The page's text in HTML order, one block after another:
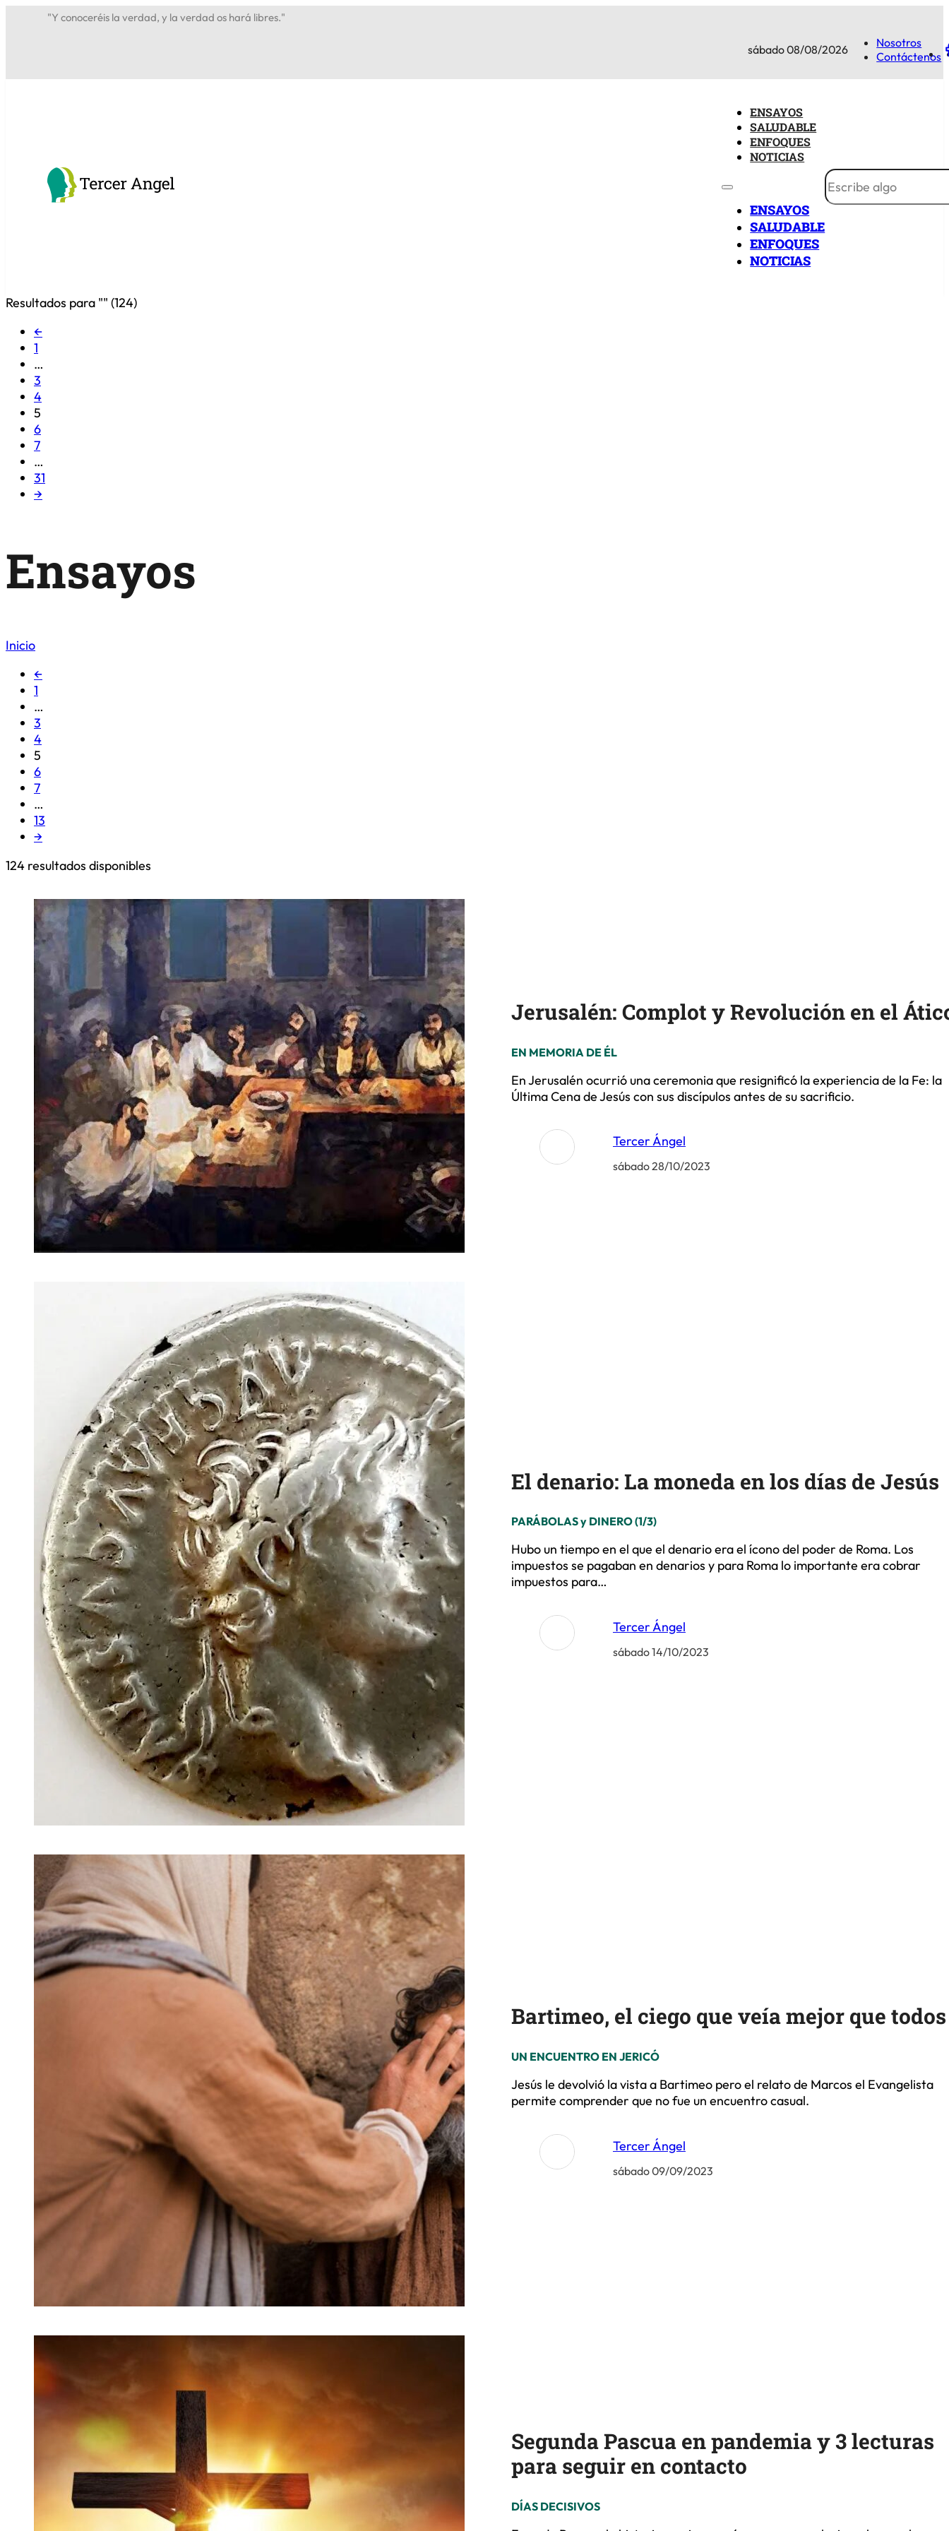
"Y conoceréis la verdad, y la verdad os hará libres."
sábado 08/08/2026
Nosotros
Contáctenos
ENSAYOS
SALUDABLE
ENFOQUES
NOTICIAS
ENSAYOS
SALUDABLE
ENFOQUES
NOTICIAS
Resultados para "" (124)
←
1
…
3
4
5
6
7
…
31
→
Ensayos
Inicio
←
1
…
3
4
5
6
7
…
13
→
124 resultados disponibles
Jerusalén: Complot y Revolución en el
EN MEMORIA DE ÉL
En Jerusalén ocurrió una ceremonia que resignificó la experiencia de la Fe: la
Última Cena de Jesús con sus discípulos antes de su sacrificio.
Tercer Ángel
sábado 28/10/2023
El denario: La moneda en los días de Jesús
PARÁBOLAS y DINERO (1/3)
Hubo un tiempo en el que el denario era el ícono del poder de Roma. Los
impuestos se pagaban en denarios y para Roma lo importante era cobrar
impuestos para…
Tercer Ángel
sábado 14/10/2023
Bartimeo, el ciego que veía mejor que todos
UN ENCUENTRO EN JERICÓ
Jesús le devolvió la vista a Bartimeo pero el relato de Marcos el Evangelista
permite comprender que no fue un encuentro casual.
Tercer Ángel
sábado 09/09/2023
Segunda Pascua en pandemia y 3 lecturas
para seguir en contacto
DÍAS DECISIVOS